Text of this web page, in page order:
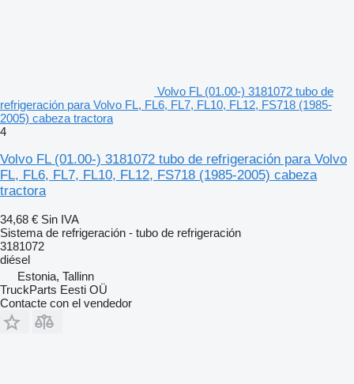
Volvo FL (01.00-) 3181072 tubo de
refrigeración para Volvo FL, FL6, FL7, FL10, FL12, FS718 (1985-
2005) cabeza tractora
4
Volvo FL (01.00-) 3181072 tubo de refrigeración para Volvo
FL, FL6, FL7, FL10, FL12, FS718 (1985-2005) cabeza
tractora
34,68 € Sin IVA
Sistema de refrigeración - tubo de refrigeración
3181072
diésel
Estonia, Tallinn
TruckParts Eesti OÜ
Contacte con el vendedor